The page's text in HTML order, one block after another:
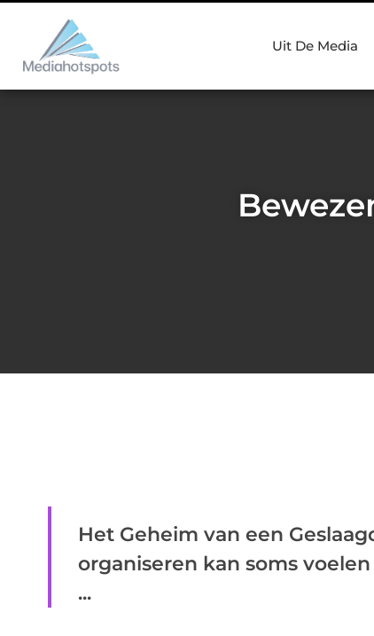
Uit De Media
Het Geheim van een
organiseren kan soms
...